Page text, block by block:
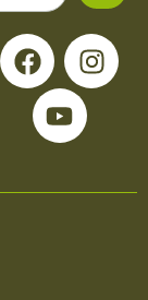
F
a
c
e
o
I
n
s
g
Y
o
u
t
u
b